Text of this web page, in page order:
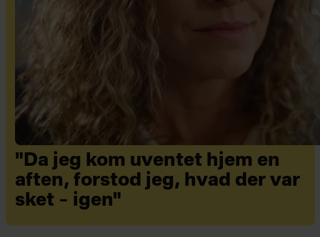
"Da jeg kom uventet hjem en
aften, forstod jeg, hvad der var
sket – igen"